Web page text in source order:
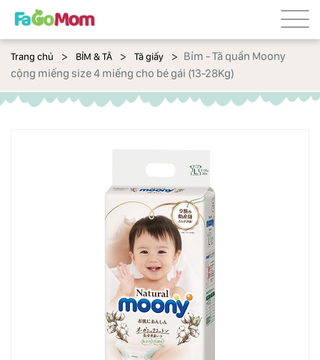
Trang chủ BỈM & TÃ Tã giấy
Bỉm - Tã quần Moony
cộng miếng size 4 miếng cho bé gái (13-28Kg)